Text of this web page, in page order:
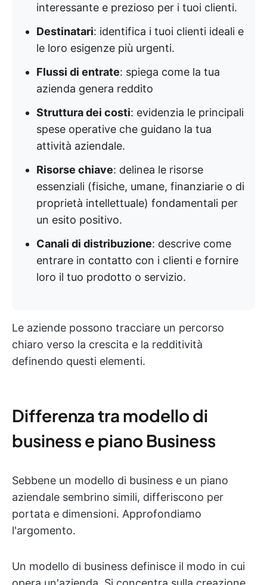
interessante e prezioso per i tuoi clienti.
Destinatari: identifica i tuoi clienti ideali e
le loro esigenze più urgenti.
Flussi di entrate: spiega come la tua
azienda genera reddito
Struttura dei costi: evidenzia le principali
spese operative che guidano la tua
attività aziendale.
Risorse chiave: delinea le risorse
essenziali (fisiche, umane, finanziarie o di
proprietà intellettuale) fondamentali per
un esito positivo.
Canali di distribuzione: descrive come
entrare in contatto con i clienti e fornire
loro il tuo prodotto o servizio.
Le aziende possono tracciare un percorso
chiaro verso la crescita e la redditività
definendo questi elementi.
Differenza tra modello di
business e piano Business
Sebbene un modello di business e un piano
aziendale sembrino simili, differiscono per
portata e dimensioni. Approfondiamo
l'argomento.
Un modello di business definisce il modo in cui